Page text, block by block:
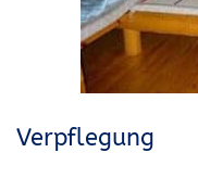
Verpflegung